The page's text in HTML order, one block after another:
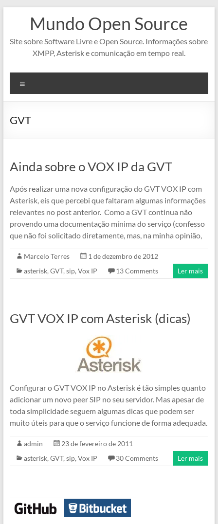
conteúdo
Mundo Open Source
Site sobre Software Livre e Open Source. Informações sobre
XMPP, Asterisk e comunicação em tempo real.
GVT
Ainda sobre o VOX IP da GVT
Após realizar uma nova configuração do GVT VOX IP com
Asterisk, eis que percebi que faltaram algumas informações
relevantes no post anterior. Como a GVT continua não
provendo uma documentação mínima do serviço (confesso
que não foi solicitado diretamente, mas, na minha opinião,
Marcelo Terres
1 de dezembro de 2012
asterisk, GVT, sip, Vox IP 13 Comments Ler mais
GVT VOX IP com Asterisk (dicas)
Configurar o GVT VOX IP no Asterisk é tão simples quanto
adicionar um novo peer SIP no seu servidor. Mas apesar de
toda simplicidade seguem algumas dicas que podem ser
muito úteis para que o serviço funcione de forma adequada.
admin
23 de fevereiro de 2011
asterisk, GVT, sip, Vox IP 30 Comments Ler mais